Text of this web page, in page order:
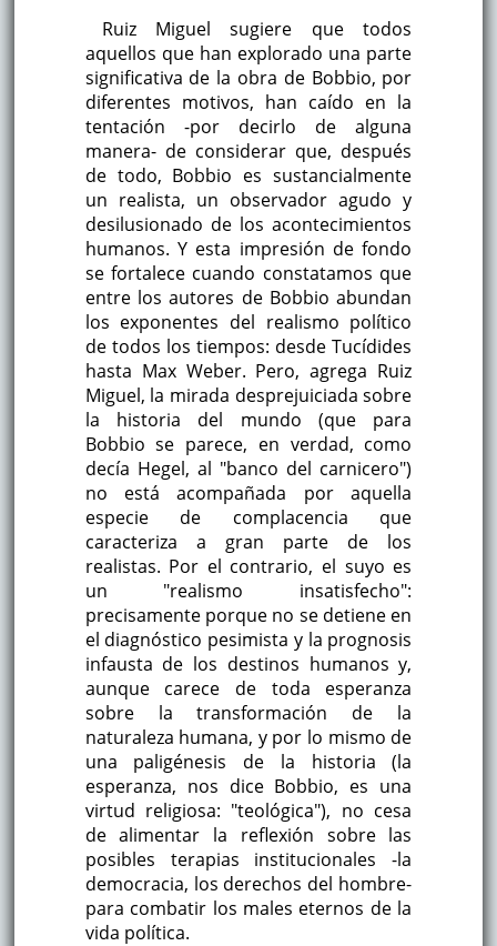
Ruiz Miguel sugiere que todos
aquellos que han explorado una parte
significativa de la obra de Bobbio, por
diferentes motivos, han caído en la
tentación -por decirlo de alguna
manera- de considerar que, después
de todo, Bobbio es sustancialmente
un realista, un observador agudo y
desilusionado de los acontecimientos
humanos. Y esta impresión de fondo
se fortalece cuando constatamos que
entre los autores de Bobbio abundan
los exponentes del realismo político
de todos los tiempos: desde Tucídides
hasta Max Weber. Pero, agrega Ruiz
Miguel, la mirada desprejuiciada sobre
la historia del mundo (que para
Bobbio se parece, en verdad, como
decía Hegel, al "banco del carnicero")
no está acompañada por aquella
especie de complacencia que
caracteriza a gran parte de los
realistas. Por el contrario, el suyo es
un "realismo insatisfecho":
precisamente porque no se detiene en
el diagnóstico pesimista y la prognosis
infausta de los destinos humanos y,
aunque carece de toda esperanza
sobre la transformación de la
naturaleza humana, y por lo mismo de
una paligénesis de la historia (la
esperanza, nos dice Bobbio, es una
virtud religiosa: "teológica"), no cesa
de alimentar la reflexión sobre las
posibles terapias institucionales -la
democracia, los derechos del hombre-
para combatir los males eternos de la
vida política.